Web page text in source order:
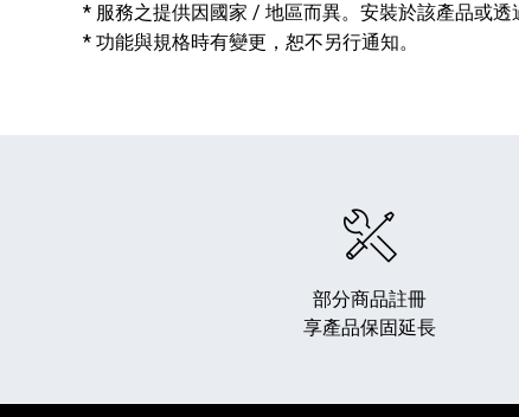
* 服務之提供因國家 / 地區而異。安裝於該產品或
* 功能與規格時有變更，恕不另行通知。
部分商品註冊
享產品保固延長